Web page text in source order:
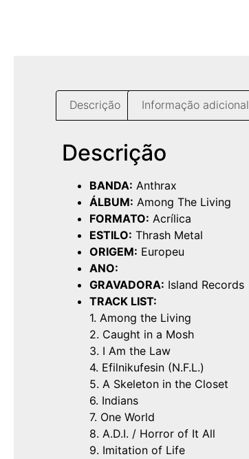
Descrição Informação adicional
Descrição
BANDA: Anthrax
ÁLBUM: Among The Living
FORMATO: Acrílica
ESTILO: Thrash Metal
ORIGEM: Europeu
ANO:
GRAVADORA: Island Records
TRACK LIST:
1. Among the Living
2. Caught in a Mosh
3. I Am the Law
4. Efilnikufesin (N.F.L.)
5. A Skeleton in the Closet
6. Indians
7. One World
8. A.D.I. / Horror of It All
9. Imitation of Life